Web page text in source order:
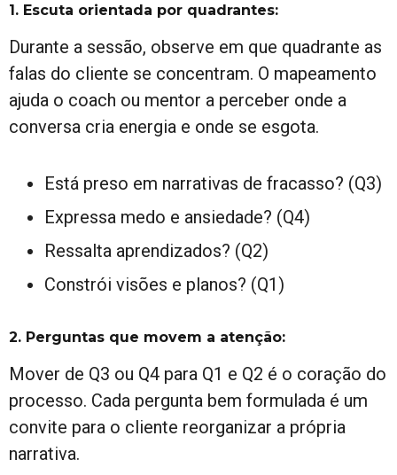
1. Escuta orientada por quadrantes:
Durante a sessão, observe em que quadrante as
falas do cliente se concentram. O mapeamento
ajuda o coach ou mentor a perceber onde a
conversa cria energia e onde se esgota.
Está preso em narrativas de fracasso? (Q3)
Expressa medo e ansiedade? (Q4)
Ressalta aprendizados? (Q2)
Constrói visões e planos? (Q1)
2. Perguntas que movem a atenção:
Mover de Q3 ou Q4 para Q1 e Q2 é o coração do
processo. Cada pergunta bem formulada é um
convite para o cliente reorganizar a própria
narrativa.